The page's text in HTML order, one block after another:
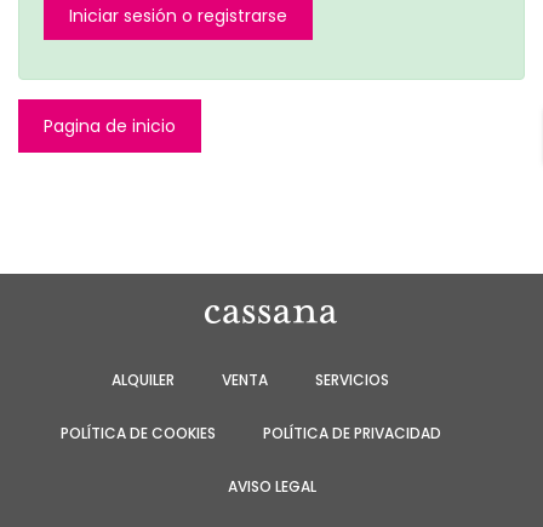
Iniciar sesión o registrarse
Pagina de inicio
ALQUILER VENTA SERVICIOS
POLÍTICA DE COOKIES POLÍTICA DE PRIVACIDAD
AVISO LEGAL